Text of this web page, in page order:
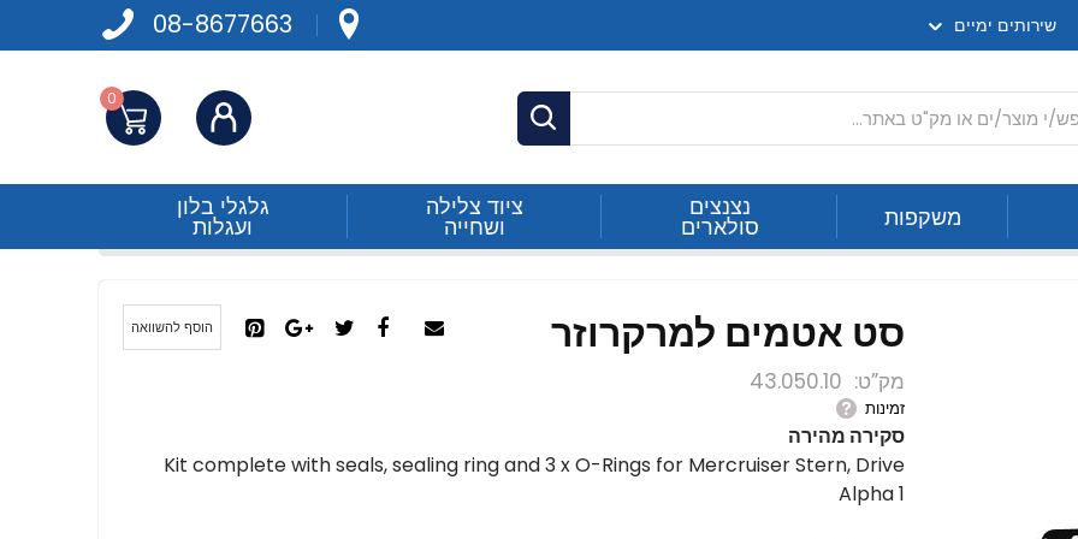
08-8677663 שירותים ימיים
חפש
התחברות 0
משקפות נצנצים
סולארים
ציוד צלילה
ושחייה
גלגלי בלון
ועגלות
סט אטמים למרקרוזר
מק”ט 43.050.10
זמינות
סקירה מהירה
Kit complete with seals, sealing ring and 3 x O-Rings for Mercruiser Stern, Drive
Alpha 1
הוסף להשוואה